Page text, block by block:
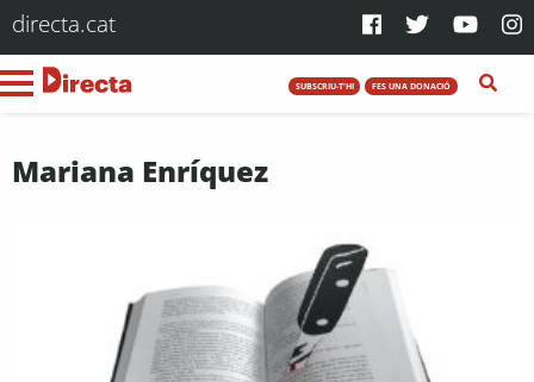
directa.cat
SUBSCRIU-T'HI FES UNA DONACIÓ
Mariana Enríquez